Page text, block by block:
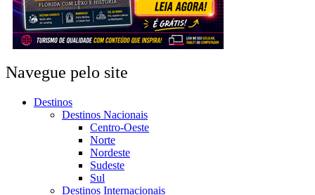
Navegue pelo site
Destinos
Destinos Nacionais
Centro-Oeste
Norte
Nordeste
Sudeste
Sul
Destinos Internacionais